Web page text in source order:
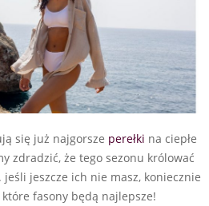
się już najgorsze perełki na ciepłe
zdradzić, że tego sezonu królować
jeszcze ich nie masz, koniecznie
fasony będą najlepsze!